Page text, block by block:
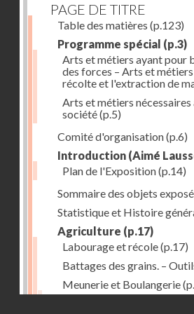
PAGE DE TITRE
Table des matières (p.123)
Programme spécial (p.3)
Arts et métiers ayant pour
des forces – Arts et
récolte et l'extraction de
Arts et métiers
société(p.5)
Comité d'organisation(p.6)
Introduction (Aimé
Plan de l'Exposition(p.14)
Sommaire des objets
Statistique et Histoire
Agriculture (p.17)
Labourage et récole(p.17)
Battages des grains. –
Meunerie et Boulangerie